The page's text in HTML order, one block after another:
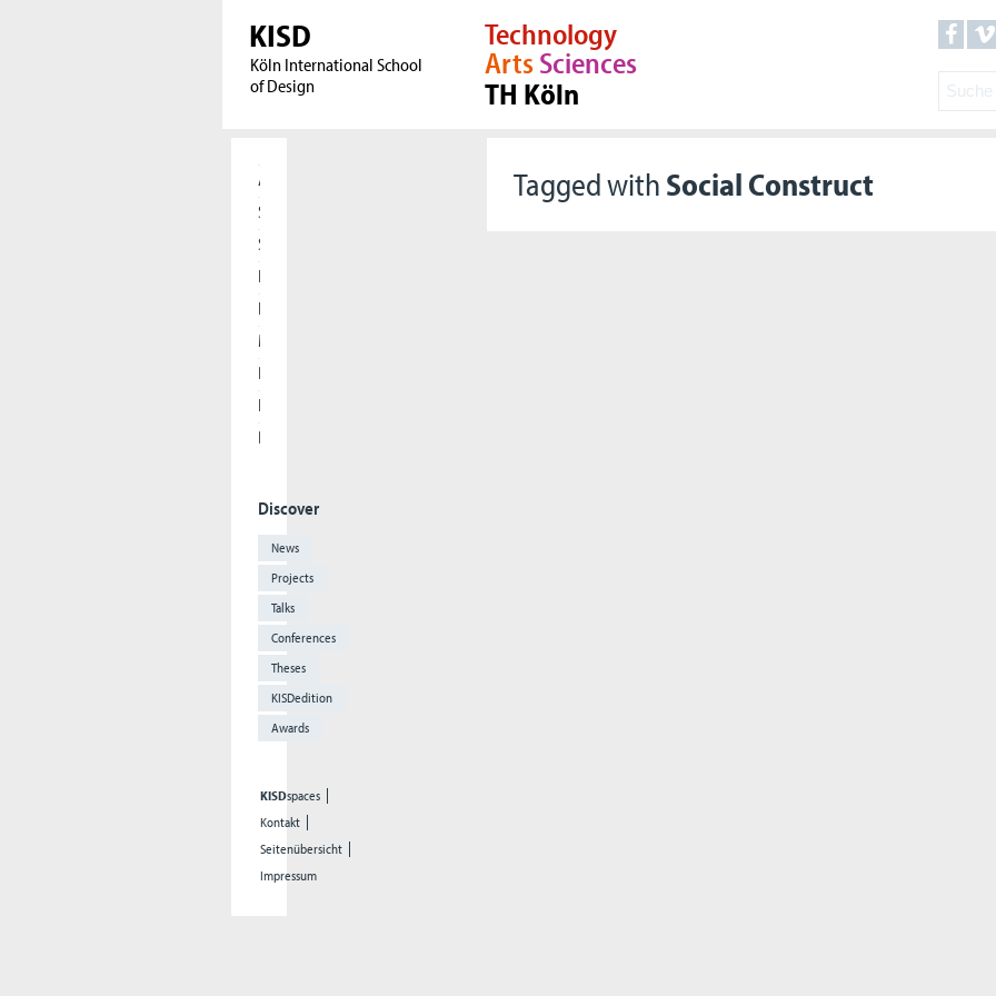
KISD
Köln International School
of Design
Technology
ArtsSciences
TH Köln
Tagged with Social Construct
Aktuelles
Studierende
Studieninteressierte
Forschung
International
Meet our Alumni
Presse
Kooperationen
Die KISD
Discover
News
Projects
Talks
Conferences
Theses
KISDedition
Awards
KISDspaces
Kontakt
Seitenübersicht
Impressum